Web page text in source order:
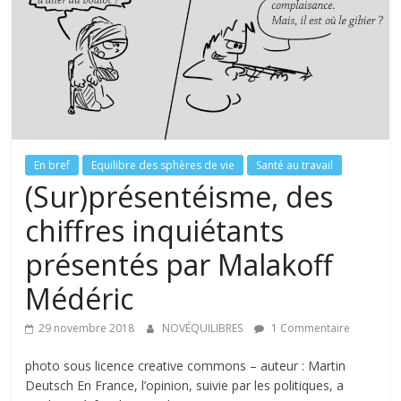
En bref Equilibre des sphères de vie Santé au travail
(Sur)présentéisme, des
chiffres inquiétants
présentés par Malakoff
Médéric
29 novembre 2018 NOVÉQUILIBRES 1 Commentaire
photo sous licence creative commons – auteur : Martin
Deutsch En France, l’opinion, suivie par les politiques, a